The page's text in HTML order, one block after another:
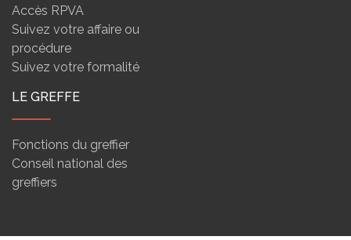
Accès RPVA
Suivez votre affaire ou
procédure
Suivez votre formalité
LE GREFFE
Fonctions du greffier
Conseil national des
greffiers